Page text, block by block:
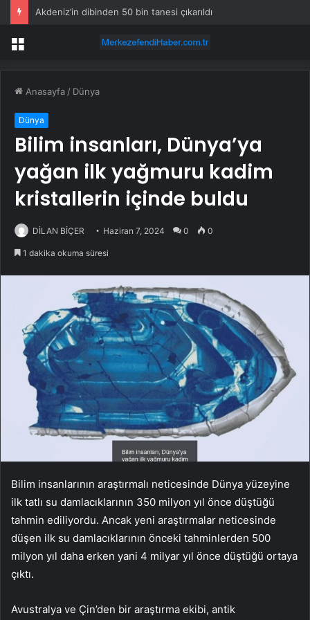
Akdeniz’in dibinden 50 bin tanesi çıkarıldı
Menü
Anasayfa / Dünya
Dünya
Bilim insanları, Dünya’ya
yağan ilk yağmuru kadim
kristallerin içinde buldu
DİLAN BİÇER Haziran 7, 2024 0 0
1 dakika okuma süresi
Bilim insanlarının araştırmalı neticesinde Dünya yüzeyine
ilk tatlı su damlacıklarının 350 milyon yıl önce düştüğü
tahmin ediliyordu. Ancak yeni araştırmalar neticesinde
düşen ilk su damlacıklarının önceki tahminlerden 500
milyon yıl daha erken yani 4 milyar yıl önce düştüğü ortaya
çıktı.
Avustralya ve Çin’den bir araştırma ekibi, antik